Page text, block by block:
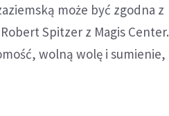
może być zgodna z
Spitzer z Magis Center.
wolną wolę i sumienie,